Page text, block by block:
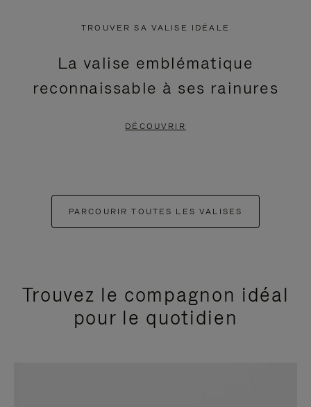
TROUVER SA VALISE IDÉALE
La valise emblématique
reconnaissable à ses rainures
DÉCOUVRIR
PARCOURIR TOUTES LES VALISES
Trouvez le compagnon idéal
pour le quotidien